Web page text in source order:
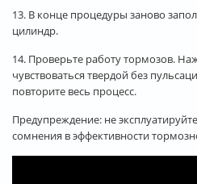
13. В конце процедуры заново
цилиндр.
14. Проверьте работу тормозов.
чувствоваться твердой без
повторите весь процесс.
Предупреждение: не
сомнения в эффективности